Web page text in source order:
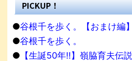
PICKUP！
●谷根千を歩く。【おまけ編】
●谷根千を歩く。
● 【生誕50年!!】嶺脇育夫伝説